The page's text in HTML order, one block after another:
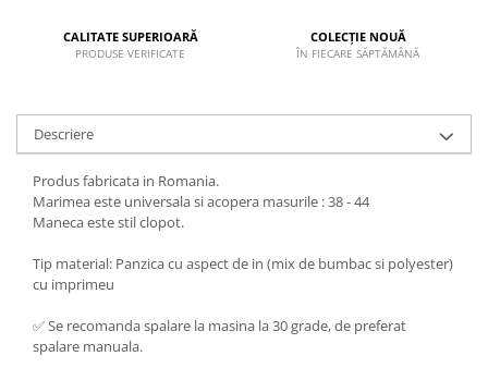
CALITATE SUPERIOARĂ
PRODUSE VERIFICATE
COLECȚIE NOUĂ
ÎN FIECARE SĂPTĂMÂNĂ
Descriere
Produs fabricata in Romania.
Marimea este universala si acopera masurile : 38 - 44
Maneca este stil clopot.
Tip material: Panzica cu aspect de in (mix de bumbac si polyester)
cu imprimeu
✅ Se recomanda spalare la masina la 30 grade, de preferat
spalare manuala.